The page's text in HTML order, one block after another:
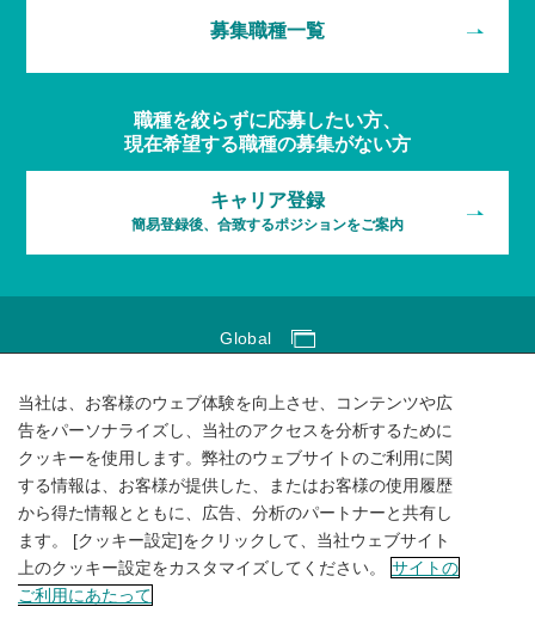
募集職種一覧
職種を絞らずに応募したい方、
現在希望する職種の募集がない方
キャリア登録
簡易登録後、合致するポジションをご案内
Global
サイトのご利用にあたって
ソーシャルメディアポリシー
個人情報保護方針
サイトマップ
当社は、お客様のウェブ体験を向上させ、コンテンツや広
告をパーソナライズし、当社のアクセスを分析するために
クッキーを使用します。弊社のウェブサイトのご利用に関
する情報は、お客様が提供した、またはお客様の使用履歴
から得た情報とともに、広告、分析のパートナーと共有し
ます。 [クッキー設定]をクリックして、当社ウェブサイト
上のクッキー設定をカスタマイズしてください。
サイトの
ご利用にあたって